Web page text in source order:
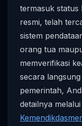
termasuk status
resmi, telah
sistem
orang tua
memverifikasi
secara
pemerintah,
detailnya